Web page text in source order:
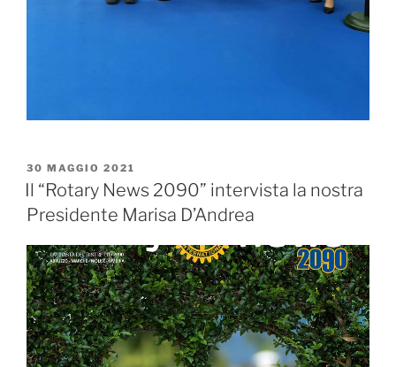
PUBBLICATO
IL
30 MAGGIO 2021
Il “Rotary News 2090” intervista la nostra
Presidente Marisa D’Andrea